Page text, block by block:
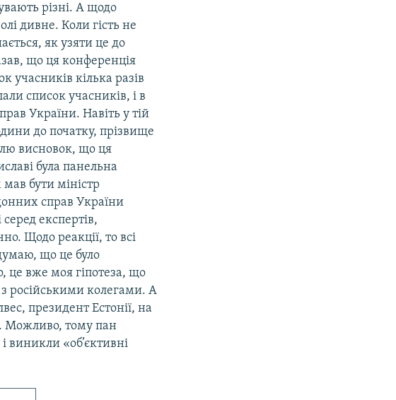
різні. А щодо
дивне. Коли гість не
як узяти це до
що ця конференція
учасників кілька разів
список учасників, і в
України. Навіть у тій
до початку, прізвище
висновок, що ця
була панельна
бути міністр
справ України
експертів,
Щодо реакції, то всі
що це було
вже моя гіпотеза, що
з російськими колегами. А
президент Естонії, на
Можливо, тому пан
«об’єктивні